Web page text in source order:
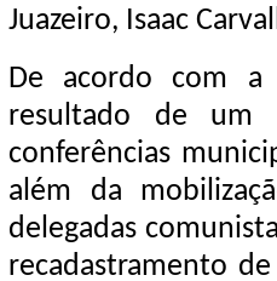
Juazeiro, Isaac
De acordo com a
resultado de um
conferências
além da
delegadas
recadastramento